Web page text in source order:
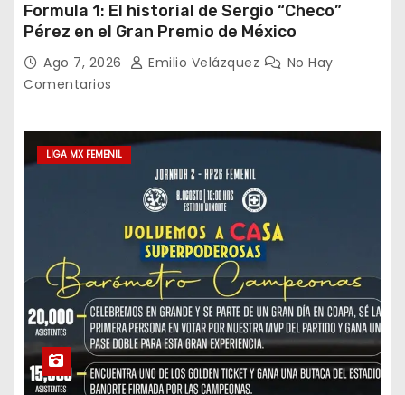
Formula 1: El historial de Sergio “Checo”
Pérez en el Gran Premio de México
Ago 7, 2026 Emilio Velázquez
No Hay
Comentarios
LIGA MX FEMENIL